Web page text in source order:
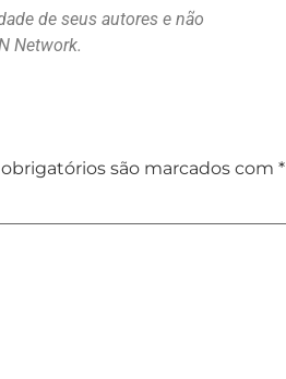
de seus autores e não
Network.
são marcados com*